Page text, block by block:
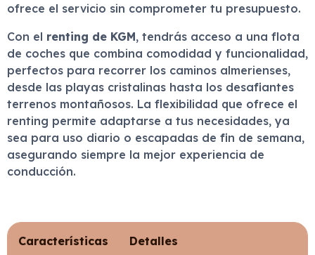
ofrece el servicio sin comprometer tu presupuesto.
Con el renting de KGM, tendrás acceso a una flota
de coches que combina comodidad y funcionalidad,
perfectos para recorrer los caminos almerienses,
desde las playas cristalinas hasta los desafiantes
terrenos montañosos. La flexibilidad que ofrece el
renting permite adaptarse a tus necesidades, ya
sea para uso diario o escapadas de fin de semana,
asegurando siempre la mejor experiencia de
conducción.
Características Detalles